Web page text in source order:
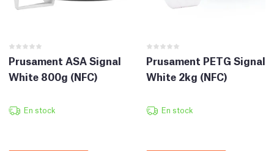
Prusament ASA Signal
White 800g (NFC)
En stock
Prusament PETG Signal
White 2kg (NFC)
En stock